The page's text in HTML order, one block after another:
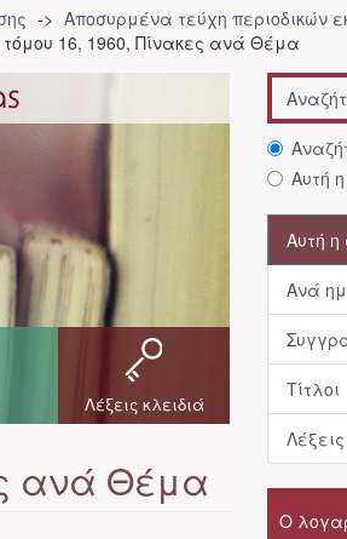
Αποσυρμένα τεύχη περιοδικών
16, 1960, Πίνακες ανά Θέμα
Λέξεις κλειδιά
ανά Θέμα
Αυτή
Αυτή
Ανά
Τίτλοι
Ο